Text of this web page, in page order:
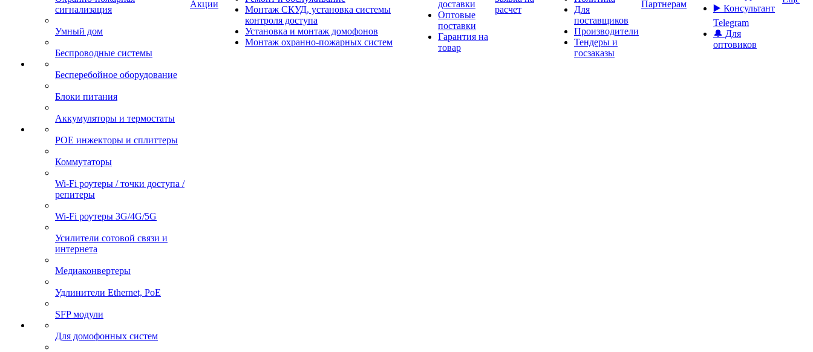
сигнализация
Умный дом
Беспроводные системы
Бесперебойное оборудование
Блоки питания
Аккумуляторы и термостаты
POE инжекторы и сплиттеры
Коммутаторы
Wi-Fi роутеры / точки доступа /
репитеры
Wi-Fi роутеры 3G/4G/5G
Усилители сотовой связи и
интернета
Медиаконвертеры
Удлинители Ethernet, PoE
SFP модули
Для домофонных систем
Акции
Монтаж СКУД, установка системы
контроля доступа
Установка и монтаж домофонов
Монтаж охранно-пожарных систем
доставки
Оптовые
поставки
Гарантия на
товар
расчет
Для
поставщиков
Производители
Тендеры и
госзаказы
Партнерам
▶️ Консультант
Telegram
🔔 Для
оптовиков